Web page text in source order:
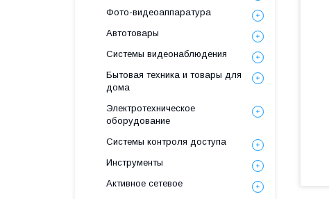
Фото-видеоаппаратура
Автотовары
Системы видеонаблюдения
Бытовая техника и товары для
дома
Электротехническое
оборудование
Системы контроля доступа
Инструменты
Активное сетевое